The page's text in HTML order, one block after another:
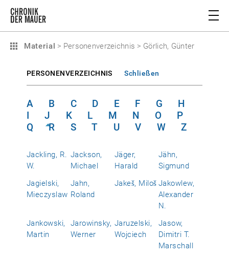
Material > Personenverzeichnis > Görlich, Günter
PERSONENVERZEICHNIS Schließen
A B C D E F G
H
I
J K L M N O
P
Q
R S T U V W Z
Jackling, R.
W.
Jackson,
Michael
Jäger,
Harald
Jähn,
Sigmund
Jagielski,
Mieczyslaw
Jahn,
Roland
Jakeš, Miloš Jakowlew,
Alexander
N.
Jankowski,
Martin
Jarowinsky,
Werner
Jaruzelski,
Wojciech
Jasow,
Dimitri T.
Marschall